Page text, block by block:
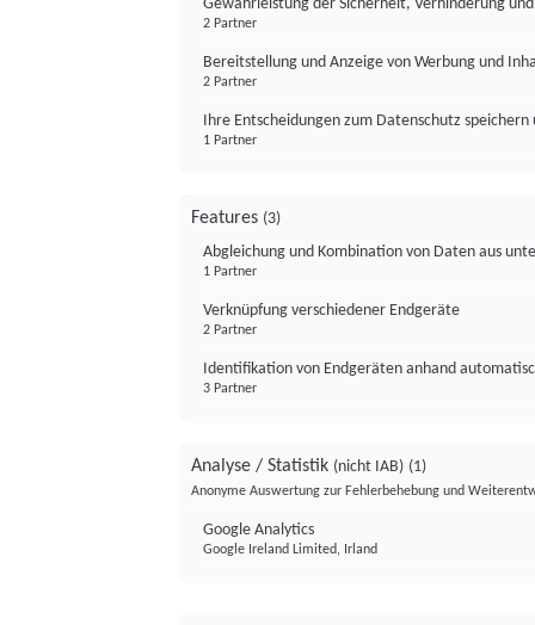
Gewährleistung der Sicherheit, Verhinderung
2 Partner
Bereitstellung und Anzeige von Werbung und
2 Partner
Ihre Entscheidungen zum Datenschutz
1 Partner
Features (3)
Abgleichung und Kombination von Daten aus
1 Partner
Verknüpfung verschiedener Endgeräte
2 Partner
Identifikation von Endgeräten anhand
3 Partner
Analyse / Statistik (nicht IAB) (1)
Anonyme Auswertung zur Fehlerbehebung und
Google Analytics
Google Ireland Limited, Irland